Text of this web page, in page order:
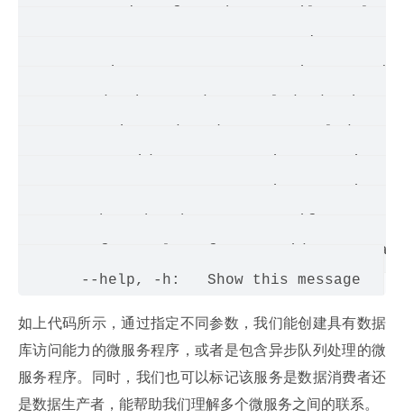
--face-palm, -f:   Overide name
如上代码所示，通过指定不同参数，我们能创建具有数据
库访问能力的微服务程序，或者是包含异步队列处理的微
服务程序。同时，我们也可以标记该服务是数据消费者还
是数据生产者，能帮助我们理解多个微服务之间的联系。